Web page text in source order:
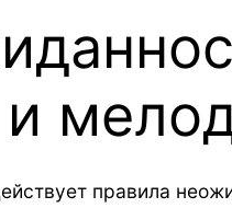
правила